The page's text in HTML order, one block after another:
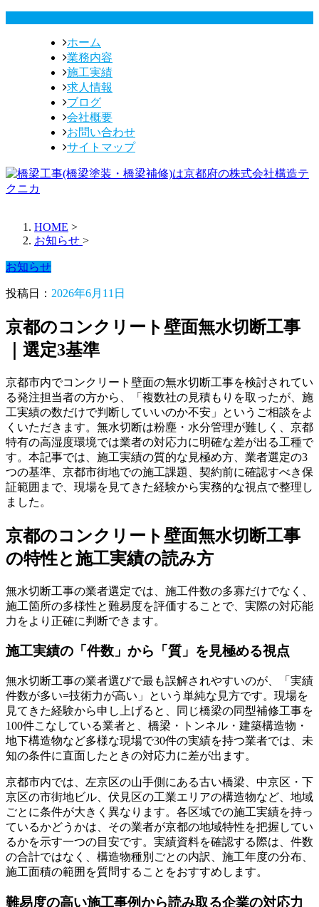
ホーム
業務内容
施工実績
求人情報
ブログ
会社概要
お問い合わせ
サイトマップ
HOME >
お知らせ >
お知らせ
投稿日： 2026年6月11日
京都のコンクリート壁面無水切断工事
｜選定3基準
京都市内でコンクリート壁面の無水切断工事を検討されてい
る発注担当者の方から、「複数社の見積もりを取ったが、施
工実績の数だけで判断していいのか不安」というご相談をよ
くいただきます。無水切断は粉塵・水分管理が難しく、京都
特有の高湿度環境では業者の対応力に明確な差が出る工種で
す。本記事では、施工実績の質的な見極め方、業者選定の3
つの基準、京都市街地での施工課題、契約前に確認すべき保
証範囲まで、現場を見てきた経験から実務的な視点で整理し
ました。
京都のコンクリート壁面無水切断工事
の特性と施工実績の読み方
無水切断工事の業者選定では、施工件数の多寡だけでなく、
施工箇所の多様性と難易度を評価することで、実際の対応能
力をより正確に判断できます。
施工実績の「件数」から「質」を見極める視点
無水切断工事の業者選びで最も誤解されやすいのが、「実績
件数が多い=技術力が高い」という単純な見方です。現場を
見てきた経験から申し上げると、同じ橋梁の同型補修工事を
100件こなしている業者と、橋梁・トンネル・建築構造物・
地下構造物など多様な現場で30件の実績を持つ業者では、未
知の条件に直面したときの対応力に差が出ます。
京都市内では、左京区の山手側にある古い橋梁、中京区・下
京区の市街地ビル、伏見区の工業エリアの構造物など、地域
ごとに条件が大きく異なります。各区域での施工実績を持っ
ているかどうかは、その業者が京都の地域特性を把握してい
るかを示す一つの目安です。実績資料を確認する際は、件数
の合計ではなく、構造物種別ごとの内訳、施工年度の分布、
施工面積の範囲を質問することをおすすめします。
難易度の高い施工事例から読み取る企業の対応力